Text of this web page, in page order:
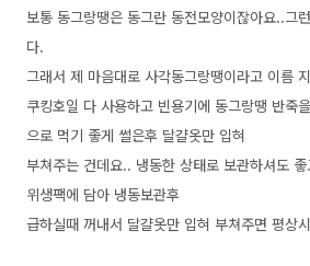
보통 동그랑땡은 동그란 동전모양이잖아요..그
다.
그래서 제 마음대로 사각동그랑땡이라고 이름
쿠킹호일 다 사용하고 빈용기에 동그랑땡 반죽
으로 먹기 좋게 썰은후 달걀옷만 입혀
부쳐주는 건데요.. 냉동한 상태로 보관하셔도
위생팩에 담아 냉동보관후
급하실때 꺼내서 달걀옷만 입혀 부쳐주면 평상